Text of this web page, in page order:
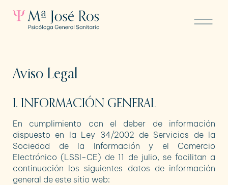
Aviso Legal
I. INFORMACIÓN GENERAL
En cumplimiento con el deber de información
dispuesto en la Ley 34/2002 de Servicios de la
Sociedad de la Información y el Comercio
Electrónico (LSSI-CE) de 11 de julio, se facilitan a
continuación los siguientes datos de información
general de este sitio web: